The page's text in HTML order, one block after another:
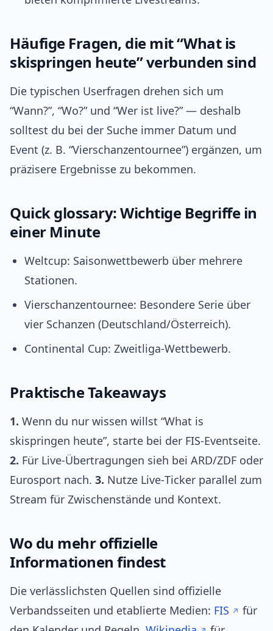
Häufige Fragen, die mit “What is
skispringen heute” verbunden sind
Die typischen Userfragen drehen sich um
“Wann?”, “Wo?” und “Wer ist live?” — deshalb
solltest du bei der Suche immer Datum und
Event (z. B. “Vierschanzentournee”) ergänzen, um
präzisere Ergebnisse zu bekommen.
Quick glossary: Wichtige Begriffe in
einer Minute
Weltcup: Saisonwettbewerb über mehrere
Stationen.
Vierschanzentournee: Besondere Serie über
vier Schanzen (Deutschland/Österreich).
Continental Cup: Zweitliga‑Wettbewerb.
Praktische Takeaways
1. Wenn du nur wissen willst “What is
skispringen heute”, starte bei der FIS‑Eventseite.
2. Für Live‑Übertragungen sieh bei ARD/ZDF oder
Eurosport nach. 3. Nutze Live‑Ticker parallel zum
Stream für Zwischenstände und Kontext.
Wo du mehr offizielle
Informationen findest
Die verlässlichsten Quellen sind offizielle
Verbandsseiten und etablierte Medien: FIS
für